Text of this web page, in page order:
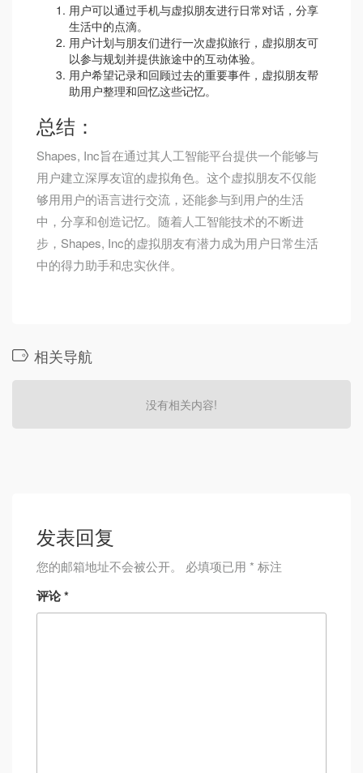
用户可以通过手机与虚拟朋友进行日常对话，分享
生活中的点滴。
用户计划与朋友们进行一次虚拟旅行，虚拟朋友可
以参与规划并提供旅途中的互动体验。
用户希望记录和回顾过去的重要事件，虚拟朋友帮
助用户整理和回忆这些记忆。
总结：
Shapes, Inc旨在通过其人工智能平台提供一个能够与
用户建立深厚友谊的虚拟角色。这个虚拟朋友不仅能
够用用户的语言进行交流，还能参与到用户的生活
中，分享和创造记忆。随着人工智能技术的不断进
步，Shapes, Inc的虚拟朋友有潜力成为用户日常生活
中的得力助手和忠实伙伴。
相关导航
没有相关内容!
发表回复
您的邮箱地址不会被公开。 必填项已用 * 标注
评论*